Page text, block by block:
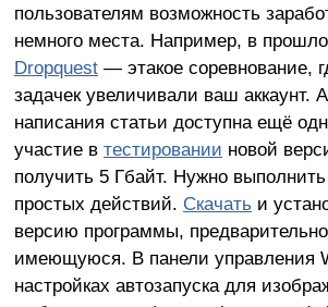
пользователям возможность
немного места. Например, в
Dropquest— этакое соревнование,
задачек увеличивали ваш аккаунт.
написания статьи доступна ещё
участие в тестировании новой
получить 5 Гбайт. Нужно выполнить
простых действий. Скачать и
версию программы,
имеющуюся. В панели управления
настройках автозапуска для